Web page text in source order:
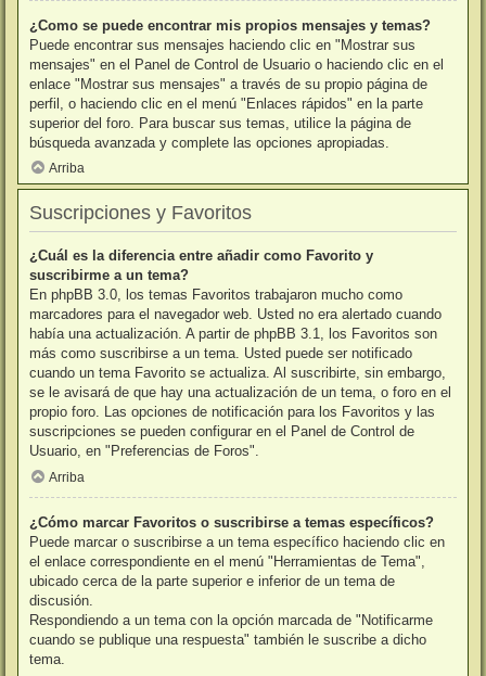
¿Como se puede encontrar mis propios mensajes y temas?
Puede encontrar sus mensajes haciendo clic en "Mostrar sus
mensajes" en el Panel de Control de Usuario o haciendo clic en el
enlace "Mostrar sus mensajes" a través de su propio página de
perfil, o haciendo clic en el menú "Enlaces rápidos" en la parte
superior del foro. Para buscar sus temas, utilice la página de
búsqueda avanzada y complete las opciones apropiadas.
Arriba
Suscripciones y Favoritos
¿Cuál es la diferencia entre añadir como Favorito y
suscribirme a un tema?
En phpBB 3.0, los temas Favoritos trabajaron mucho como
marcadores para el navegador web. Usted no era alertado cuando
había una actualización. A partir de phpBB 3.1, los Favoritos son
más como suscribirse a un tema. Usted puede ser notificado
cuando un tema Favorito se actualiza. Al suscribirte, sin embargo,
se le avisará de que hay una actualización de un tema, o foro en el
propio foro. Las opciones de notificación para los Favoritos y las
suscripciones se pueden configurar en el Panel de Control de
Usuario, en "Preferencias de Foros".
Arriba
¿Cómo marcar Favoritos o suscribirse a temas específicos?
Puede marcar o suscribirse a un tema específico haciendo clic en
el enlace correspondiente en el menú "Herramientas de Tema",
ubicado cerca de la parte superior e inferior de un tema de
discusión.
Respondiendo a un tema con la opción marcada de "Notificarme
cuando se publique una respuesta" también le suscribe a dicho
tema.